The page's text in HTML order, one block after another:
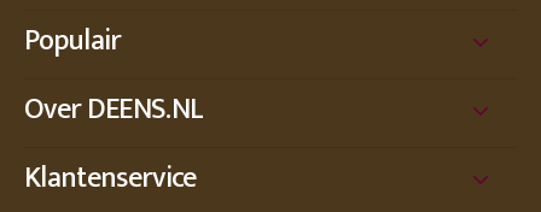
Populair
Over DEENS.NL
Klantenservice